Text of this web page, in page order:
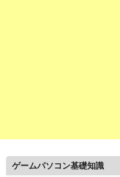
ゲームパソコン基礎知識